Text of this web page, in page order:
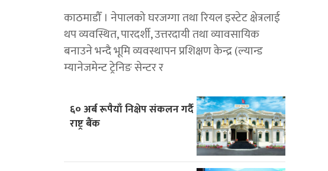
काठमाडौँ । नेपालको घरजग्गा तथा रियल इस्टेट क्षेत्रलाई
थप व्यवस्थित, पारदर्शी, उत्तरदायी तथा व्यावसायिक
बनाउने भन्दै भूमि व्यवस्थापन प्रशिक्षण केन्द्र (ल्यान्ड
म्यानेजमेन्ट ट्रेनिङ सेन्टर र
६० अर्ब रूपैयाँ निक्षेप संकलन गर्दै
राष्ट्र बैंक